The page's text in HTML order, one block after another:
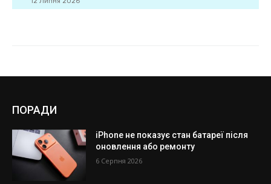
ПОРАДИ
iPhone не показує стан батареї після
оновлення або ремонту
6 Серпня 2026